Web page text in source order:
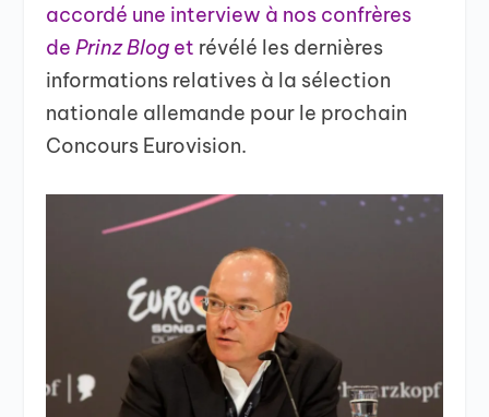
accordé une interview à nos confrères
dePrinz Blog et révélé les dernières
informations relatives à la sélection
nationale allemande pour le prochain
Concours Eurovision.